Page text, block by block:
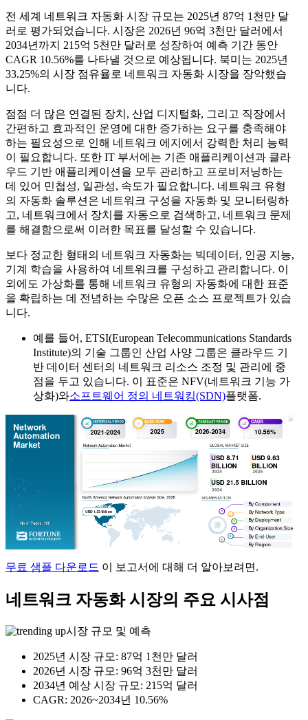
전 세계 네트워크 자동화 시장 규모는 2025년 87억 1천만 달
러로 평가되었습니다. 시장은 2026년 96억 3천만 달러에서
2034년까지 215억 5천만 달러로 성장하여 예측 기간 동안
CAGR 10.56%를 나타낼 것으로 예상됩니다. 북미는 2025년
33.25%의 시장 점유율로 네트워크 자동화 시장을 장악했습
니다.
점점 더 많은 연결된 장치, 산업 디지털화, 그리고 직장에서
간편하고 효과적인 운영에 대한 증가하는 요구를 충족해야
하는 필요성으로 인해 네트워크 에지에서 강력한 처리 능력
이 필요합니다. 또한 IT 부서에는 기존 애플리케이션과 클라
우드 기반 애플리케이션을 모두 관리하고 프로비저닝하는
데 있어 민첩성, 일관성, 속도가 필요합니다. 네트워크 유형
의 자동화 솔루션은 네트워크 구성을 자동화 및 모니터링하
고, 네트워크에서 장치를 자동으로 검색하고, 네트워크 문제
를 해결함으로써 이러한 목표를 달성할 수 있습니다.
보다 정교한 형태의 네트워크 자동화는 빅데이터, 인공 지능,
기계 학습을 사용하여 네트워크를 구성하고 관리합니다. 이
외에도 가상화를 통해 네트워크 유형의 자동화에 대한 표준
을 확립하는 데 전념하는 수많은 오픈 소스 프로젝트가 있습
니다.
예를 들어, ETSI(European Telecommunications Standards
Institute)의 기술 그룹인 산업 사양 그룹은 클라우드 기
반 데이터 센터의 네트워크 리소스 조정 및 관리에 중
점을 두고 있습니다. 이 표준은 NFV(네트워크 기능 가
상화)와소프트웨어 정의 네트워킹(SDN)플랫폼.
무료 샘플 다운로드 이 보고서에 대해 더 알아보려면.
네트워크 자동화 시장의 주요 시사점
시장 규모 및 예측
2025년 시장 규모: 87억 1천만 달러
2026년 시장 규모: 96억 3천만 달러
2034년 예상 시장 규모: 215억 달러
CAGR: 2026~2034년 10.56%